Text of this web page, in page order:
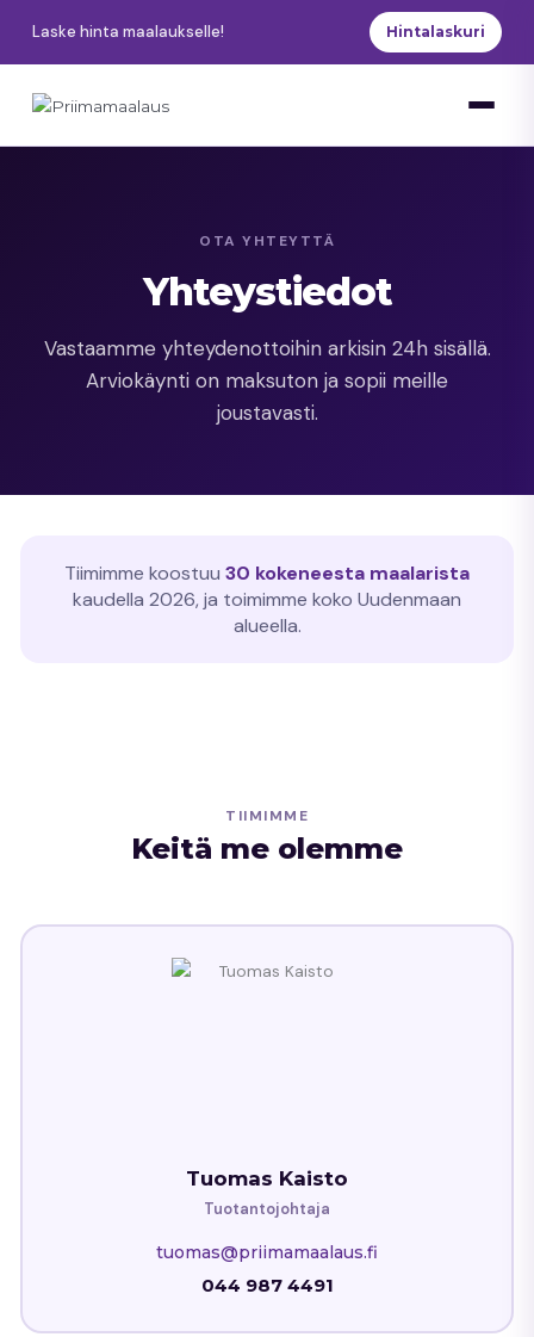
sisältöönLaske hinta maalaukselle! Hintalaskuri
OTA YHTEYTTÄ
Yhteystiedot
Vastaamme yhteydenottoihin arkisin 24h sisällä.
Arviokäynti on maksuton ja sopii meille
joustavasti.
Tiimimme koostuu 30 kokeneesta maalarista
kaudella 2026, ja toimimme koko Uudenmaan
alueella.
TIIMIMME
Keitä me olemme
Tuomas Kaisto
Tuotantojohtaja
tuomas@priimamaalaus.fi
044 987 4491